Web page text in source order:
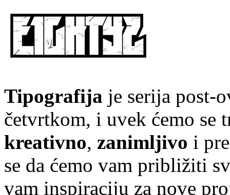
Tipografija je serija post-
četvrtkom, i uvek ćemo se
kreativno, zanimljivo i
se da ćemo vam približiti
vam inspiraciju za nove